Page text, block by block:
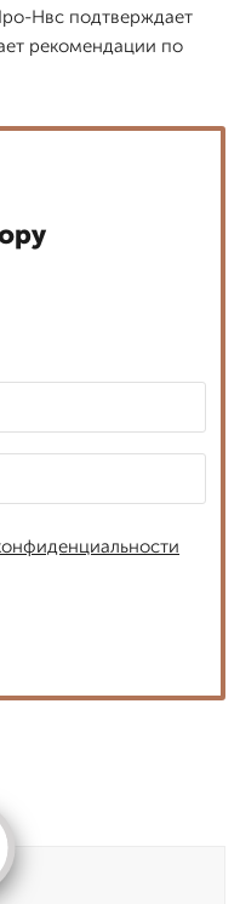
Нвс подтверждает
рекомендации по